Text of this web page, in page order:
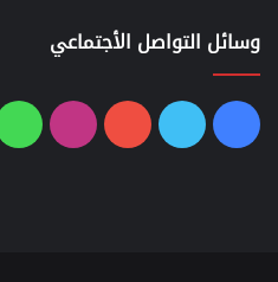
وسائل التواصل الأجتماعي
فيسبوك
تويتر يوتيوب